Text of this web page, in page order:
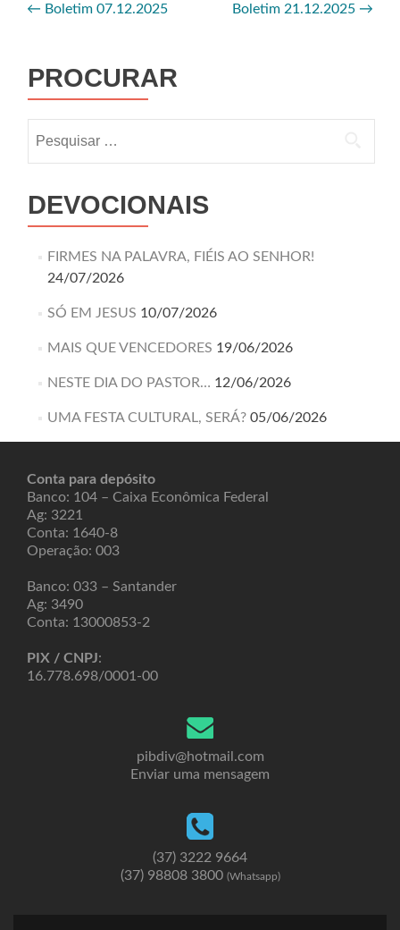
← Boletim 07.12.2025 Boletim 21.12.2025 →
PROCURAR
DEVOCIONAIS
FIRMES NA PALAVRA, FIÉIS AO SENHOR!
24/07/2026
SÓ EM JESUS 10/07/2026
MAIS QUE VENCEDORES 19/06/2026
NESTE DIA DO PASTOR… 12/06/2026
UMA FESTA CULTURAL, SERÁ? 05/06/2026
Conta para depósito
Banco: 104 – Caixa Econômica Federal
Ag: 3221
Conta: 1640-8
Operação: 003
Banco: 033 – Santander
Ag: 3490
Conta: 13000853-2
PIX / CNPJ:
16.778.698/0001-00
pibdiv@hotmail.com
Enviar uma mensagem
(37) 3222 9664
(37) 98808 3800 (Whatsapp)